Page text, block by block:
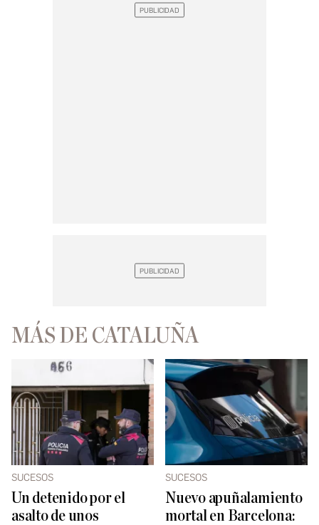
MÁS DE CATALUÑA
SUCESOS
Un detenido por el
asalto de unos
SUCESOS
Nuevo apuñalamiento
mortal en Barcelona: